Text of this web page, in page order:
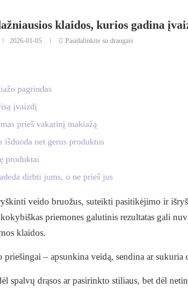
klaidos, kurios gadina
2026-01-05 Pasidalinkite su draugais
pagrindas
įvaizdį
prieš vakarinį makiažą
išduoda net gerus produktus
produktai
dirbti jums, o ne prieš jus
veido bruožus, suteikti pasitikėjimo ir
priemones galutinis rezultatas gali
klaidos.
priešingai – apsunkina veidą, sendina ar
spalvų drąsos ar pasirinkto stiliaus, bet dėl